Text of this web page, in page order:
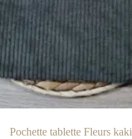
Pochette tablette Fleurs kaki